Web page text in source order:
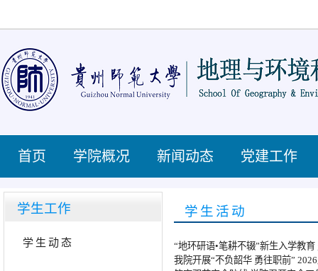
首页 学院概况 新闻动态 党建工作
学生工作
学生动态
学生活动
“地环研语•笔耕不辍”新生入学教
我院开展“不负韶华 勇往职前”